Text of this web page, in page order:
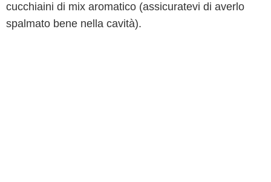
cucchiaini di mix aromatico (assicuratevi di averlo
spalmato bene nella cavità).